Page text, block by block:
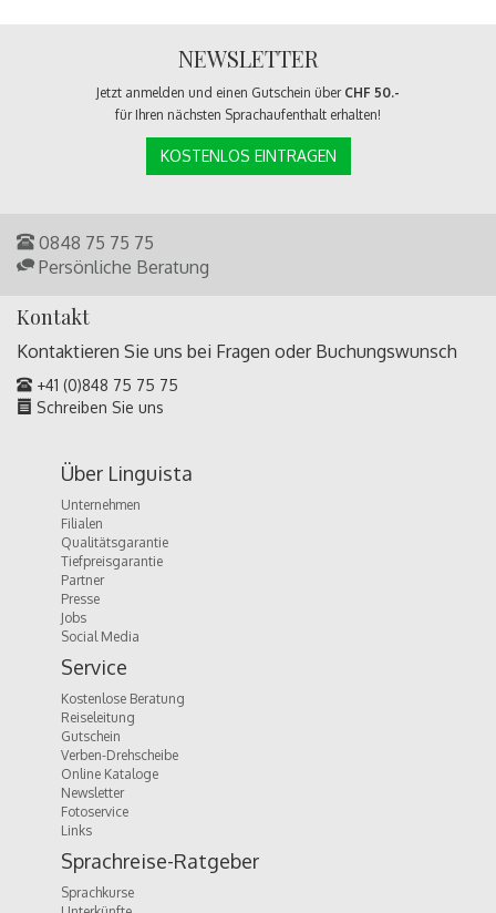
NEWSLETTER
Jetzt anmelden und einen Gutschein über CHF 50.-
für Ihren nächsten Sprachaufenthalt erhalten!
KOSTENLOS EINTRAGEN
0848 75 75 75
Persönliche Beratung
Kontakt
Kontaktieren Sie uns bei Fragen oder Buchungswunsch
+41 (0)848 75 75 75
Schreiben Sie uns
Über Linguista
Unternehmen
Filialen
Qualitätsgarantie
Tiefpreisgarantie
Partner
Presse
Jobs
Social Media
Service
Kostenlose Beratung
Reiseleitung
Gutschein
Verben-Drehscheibe
Online Kataloge
Newsletter
Fotoservice
Links
Sprachreise-Ratgeber
Sprachkurse